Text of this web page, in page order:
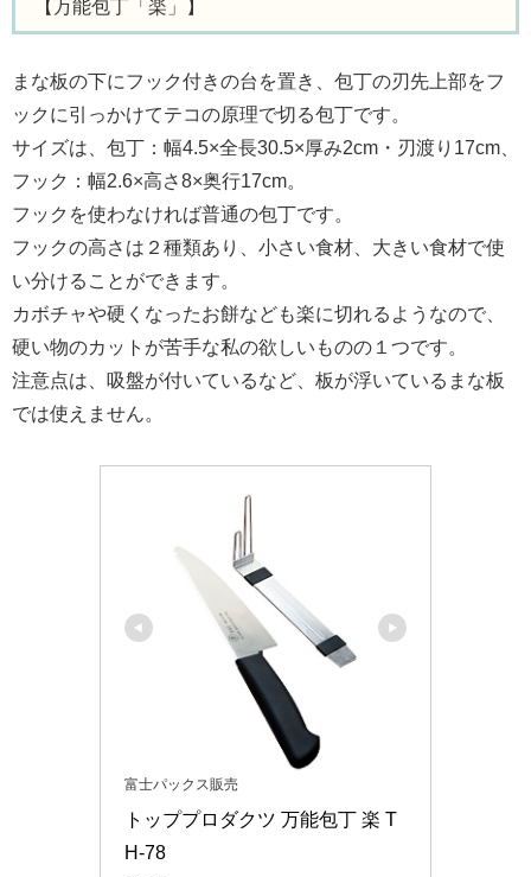
【万能包丁「楽」】
まな板の下にフック付きの台を置き、包丁の刃先上部をフ
ックに引っかけてテコの原理で切る包丁です。
サイズは、包丁：幅4.5×全長30.5×厚み2cm・刃渡り17cm、
フック：幅2.6×高さ8×奥行17cm。
フックを使わなければ普通の包丁です。
フックの高さは２種類あり、小さい食材、大きい食材で使
い分けることができます。
カボチャや硬くなったお餅なども楽に切れるようなので、
硬い物のカットが苦手な私の欲しいものの１つです。
注意点は、吸盤が付いているなど、板が浮いているまな板
では使えません。
富士パックス販売
トッププロダクツ 万能包丁 楽 T
H-78